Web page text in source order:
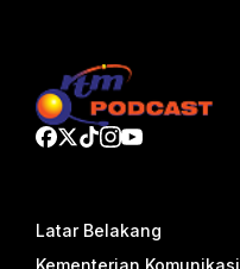
Latar Belakang